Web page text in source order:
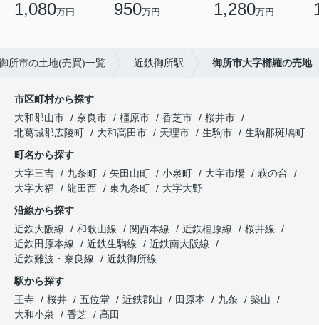
1,080万円 950万円 1,280万円
所市の土地(売買)一覧 近鉄御所駅 御所市大字櫛羅の売地
市区町村から探す
大和郡山市
奈良市 橿原市 香芝市
桜井市
北葛城郡広陵町
大和高田市 天理市 生駒市
生駒郡斑鳩町
町名から探す
大字三吉
九条町 矢田山町 小泉町 大字市場
萩の台
大字大福
龍田西 東九条町
大字大野
沿線から探す
近鉄大阪線
和歌山線 関西本線 近鉄橿原線
桜井線
近鉄田原本線
近鉄生駒線
近鉄南大阪線
近鉄難波・奈良線
近鉄御所線
駅から探す
王寺
桜井 五位堂 近鉄郡山 田原本 九条
築山
大和小泉
香芝 高田